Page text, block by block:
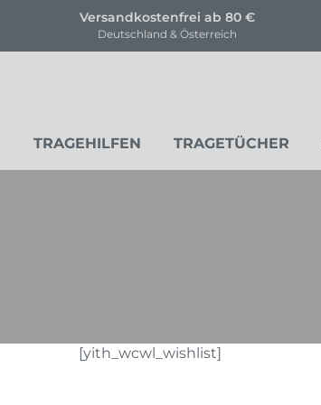
TRAGEHILFEN TRAGETÜCHER
[yith_wcwl_wishlist]